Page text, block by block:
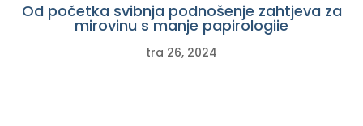
Od početka svibnja podnošenje zahtjeva za
mirovinu s manje papirologiie
tra 26, 2024